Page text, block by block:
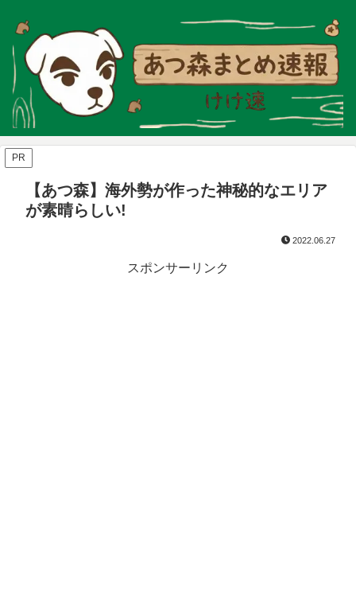
PR
【あつ森】海外勢が作った神秘的なエリア
が素晴らしい!
2022.06.27
スポンサーリンク